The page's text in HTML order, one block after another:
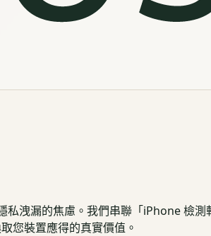
私洩漏的焦慮。我們串聯「iPhone 檢
您裝置應得的真實價值。